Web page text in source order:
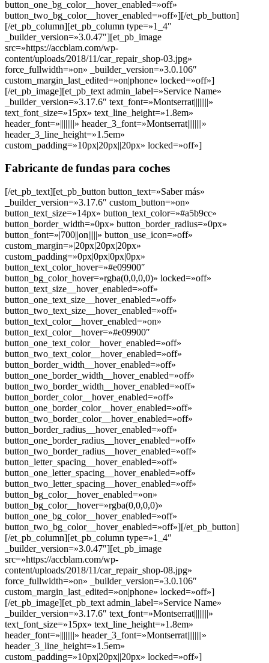
button_one_bg_color__hover_enabled=»off»
button_two_bg_color__hover_enabled=»off»][/et_pb_button]
[/et_pb_column][et_pb_column type=»1_4″
_builder_version=»3.0.47″][et_pb_image
src=»https://accblam.com/wp-
content/uploads/2018/11/car_repair_shop-03.jpg»
force_fullwidth=»on» _builder_version=»3.0.106″
custom_margin_last_edited=»on|phone» locked=»off»]
[/et_pb_image][et_pb_text admin_label=»Service Name»
_builder_version=»3.17.6″ text_font=»Montserrat||||||||»
text_font_size=»15px» text_line_height=»1.8em»
header_font=»||||||||» header_3_font=»Montserrat||||||||»
header_3_line_height=»1.5em»
custom_padding=»10px|20px||20px» locked=»off»]
Fabricante de fundas para coches
[/et_pb_text][et_pb_button button_text=»Saber más»
_builder_version=»3.17.6″ custom_button=»on»
button_text_size=»14px» button_text_color=»#a5b9cc»
button_border_width=»0px» button_border_radius=»0px»
button_font=»|700||on|||||» button_use_icon=»off»
custom_margin=»|20px|20px|20px»
custom_padding=»0px|0px|0px|0px»
button_text_color_hover=»#e09900″
button_bg_color_hover=»rgba(0,0,0,0)» locked=»off»
button_text_size__hover_enabled=»off»
button_one_text_size__hover_enabled=»off»
button_two_text_size__hover_enabled=»off»
button_text_color__hover_enabled=»on»
button_text_color__hover=»#e09900″
button_one_text_color__hover_enabled=»off»
button_two_text_color__hover_enabled=»off»
button_border_width__hover_enabled=»off»
button_one_border_width__hover_enabled=»off»
button_two_border_width__hover_enabled=»off»
button_border_color__hover_enabled=»off»
button_one_border_color__hover_enabled=»off»
button_two_border_color__hover_enabled=»off»
button_border_radius__hover_enabled=»off»
button_one_border_radius__hover_enabled=»off»
button_two_border_radius__hover_enabled=»off»
button_letter_spacing__hover_enabled=»off»
button_one_letter_spacing__hover_enabled=»off»
button_two_letter_spacing__hover_enabled=»off»
button_bg_color__hover_enabled=»on»
button_bg_color__hover=»rgba(0,0,0,0)»
button_one_bg_color__hover_enabled=»off»
button_two_bg_color__hover_enabled=»off»][/et_pb_button]
[/et_pb_column][et_pb_column type=»1_4″
_builder_version=»3.0.47″][et_pb_image
src=»https://accblam.com/wp-
content/uploads/2018/11/car_repair_shop-08.jpg»
force_fullwidth=»on» _builder_version=»3.0.106″
custom_margin_last_edited=»on|phone» locked=»off»]
[/et_pb_image][et_pb_text admin_label=»Service Name»
_builder_version=»3.17.6″ text_font=»Montserrat||||||||»
text_font_size=»15px» text_line_height=»1.8em»
header_font=»||||||||» header_3_font=»Montserrat||||||||»
header_3_line_height=»1.5em»
custom_padding=»10px|20px||20px» locked=»off»]